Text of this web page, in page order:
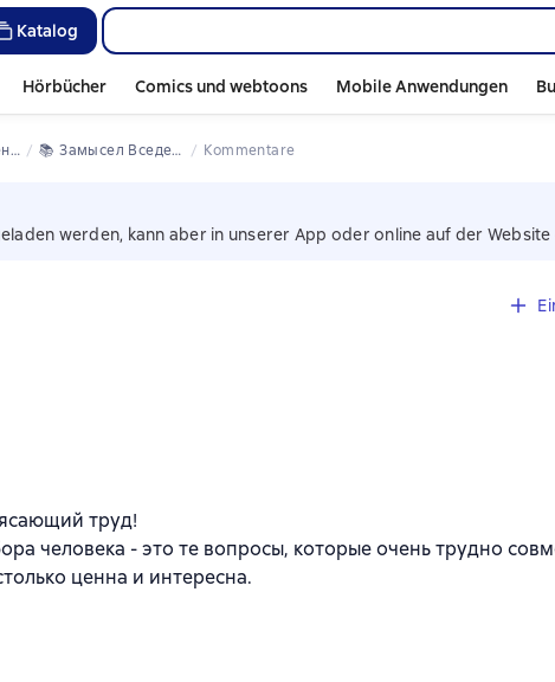
Katalog
Hörbücher Comics und webtoons Mobile Anwendungen
📚 Замысел Вседержителя Kommentare
werden, kann aber in unserer App oder online auf der
труд!
человека - это те вопросы, которые очень трудно
ценна и интересна.